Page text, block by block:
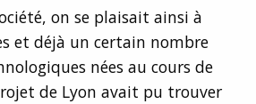
on se plaisait ainsi à
et déjà un certain nombre
nées au cours de
de Lyon avait pu trouver